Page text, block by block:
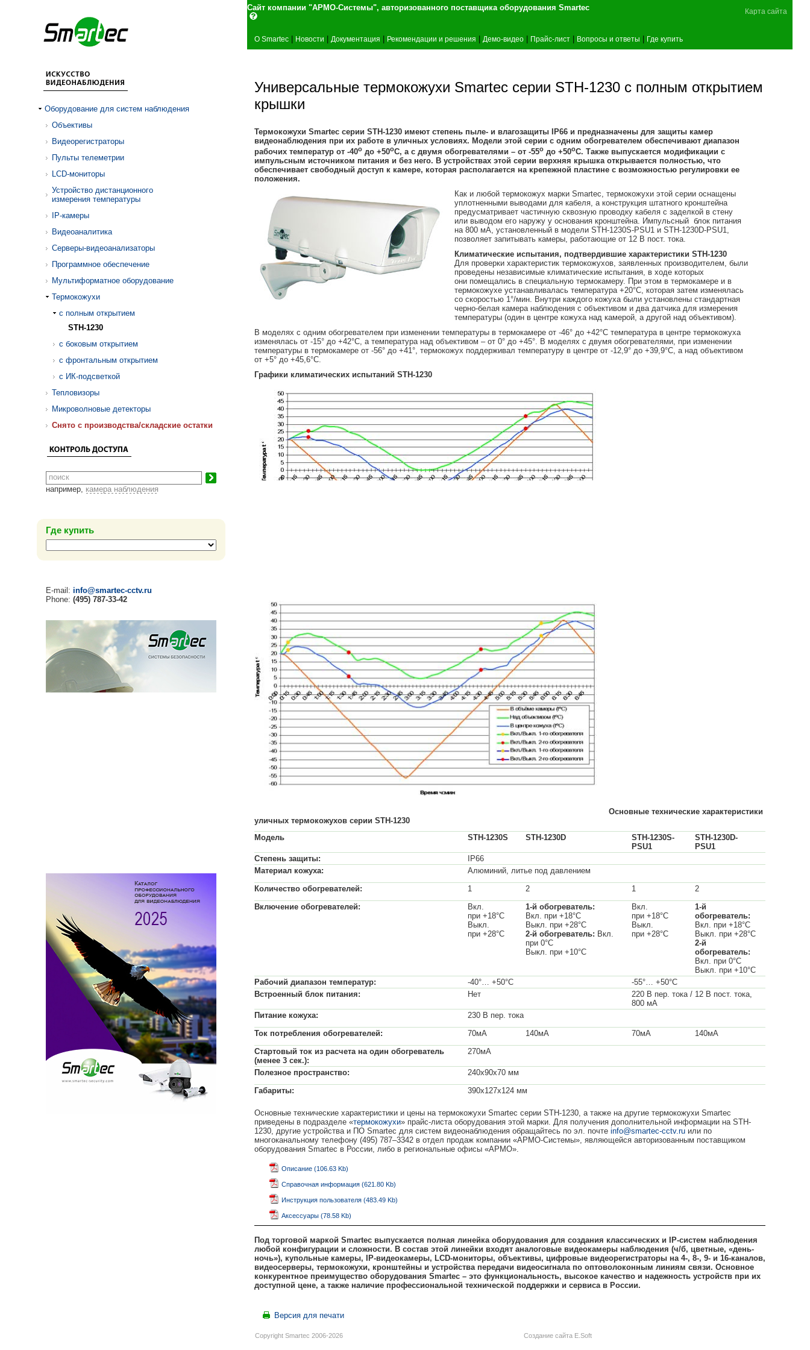
Сайт компании "АРМО-Системы", авторизованного поставщика оборудования Smartec Карта сайта
О Smartec Новости Документация Рекомендации и решения Демо-видео Прайс-лист Вопросы и ответы Где купить
Оборудование для систем наблюдения
Объективы
Видеорегистраторы
Пульты телеметрии
LCD-мониторы
Устройство дистанционного
измерения температуры
IP-камеры
Видеоаналитика
Серверы-видеоанализаторы
Программное обеспечение
Мультиформатное оборудование
Термокожухи
с полным открытием
STH-1230
с боковым открытием
с фронтальным открытием
с ИК-подсветкой
Тепловизоры
Микроволновые детекторы
Cнято с производства/складские остатки
например, камера наблюдения
Где купить
E-mail: info@smartec-cctv.ru
Phone: (495) 787-33-42
Универсальные термокожухи Smartec серии STH-1230 с полным открытием
крышки
Термокожухи Smartec серии STH-1230 имеют степень пыле- и влагозащиты IP66 и предназначены для защиты камер
видеонаблюдения при их работе в уличных условиях. Модели этой серии с одним обогревателем обеспечивают диапазон
рабочих температур от -40o до +50oС, а с двумя обогревателями – от -55o до +50oС. Также выпускается модификации с
импульсным источником питания и без него. В устройствах этой серии верхняя крышка открывается полностью, что
обеспечивает свободный доступ к камере, которая располагается на крепежной пластине с возможностью регулировки ее
положения.
Как и любой термокожух марки Smartec, термокожухи этой серии оснащены
уплотненными выводами для кабеля, а конструкция штатного кронштейна
предусматривает частичную сквозную проводку кабеля с заделкой в стену
или выводом его наружу у основания кронштейна. Импульсный блок питания
на 800 мА, установленный в модели STH-1230S-PSU1 и STH-1230D-PSU1,
позволяет запитывать камеры, работающие от 12 В пост. тока.
Климатические испытания, подтвердившие характеристики STH-1230
Для проверки характеристик термокожухов, заявленных производителем, были
проведены независимые климатические испытания, в ходе которых
они помещались в специальную термокамеру. При этом в термокамере и в
термокожухе устанавливалась температура +20°С, которая затем изменялась
со скоростью 1°/мин. Внутри каждого кожуха были установлены стандартная
черно-белая камера наблюдения с объективом и два датчика для измерения
температуры (один в центре кожуха над камерой, а другой над объективом).
В моделях с одним обогревателем при изменении температуры в термокамере от -46° до +42°С температура в центре термокожуха
изменялась от -15° до +42°С, а температура над объективом – от 0° до +45°. В моделях с двумя обогревателями, при изменении
температуры в термокамере от -56° до +41°, термокожух поддерживал температуру в центре от -12,9° до +39,9°С, а над объективом
от +5° до +45,6°С.
Графики климатических испытаний STH-1230
Основные технические характеристики
уличных термокожухов серии STH-1230
Модель
STH-1230S STH-1230D
STH-1230S-
PSU1
STH-1230D-
PSU1
Степень защиты:
IP66
Материал кожуха:
Алюминий, литье под давлением
Количество обогревателей:
1 2 1
2
Включение обогревателей:
Вкл.
при +18°С
Выкл.
при +28°С
1-й обогреватель:
Вкл. при +18°С
Выкл. при +28°С
2-й обогреватель: Вкл.
при 0°С
Выкл. при +10°С
Вкл.
при +18°С
Выкл.
при +28°С
1-й
обогреватель:
Вкл. при +18°С
Выкл. при +28°С
2-й
обогреватель:
Вкл. при 0°С
Выкл. при +10°С
Рабочий диапазон температур:
-40°… +50°С
-55°… +50°С
Встроенный блок питания:
Нет
220 В пер. тока / 12 В пост. тока,
800 мА
Питание кожуха:
230 В пер. тока
Ток потребления обогревателей:
70мА 140мА 70мА
140мА
Стартовый ток из расчета на один обогреватель
(менее 3 сек.):
270мА
Полезное пространство:
240х90х70 мм
Габариты:
390х127х124 мм
Основные технические характеристики и цены на термокожухи Smartec серии STH-1230, а также на другие термокожухи Smartec
приведены в подразделе «термокожухи» прайс-листа оборудования этой марки. Для получения дополнительной информации на STH-
1230, другие устройства и ПО Smartec для систем видеонаблюдения обращайтесь по эл. почте info@smartec-cctv.ru или по
многоканальному телефону (495) 787–3342 в отдел продаж компании «АРМО-Системы», являющейся авторизованным поставщиком
оборудования Smartec в России, либо в региональные офисы «АРМО».
Описание (106.63 Kb)
Справочная информация (621.80 Kb)
Инструкция пользователя (483.49 Kb)
Аксессуары (78.58 Kb)
Под торговой маркой Smartec выпускается полная линейка оборудования для создания классических и
IP-систем наблюдения
любой конфигурации и сложности. В состав этой линейки входят аналоговые видеокамеры наблюдения (ч/б, цветные, «день-
ночь»), купольные камеры,
IP-видеокамеры, LCD-мониторы, объективы, цифровые видеорегистраторы на 4-, 8-, 9- и 16-каналов,
видеосерверы, термокожухи, кронштейны и устройства передачи видеосигнала по оптоволоконным линиям связи. Основное
конкурентное преимущество оборудования Smartec – это функциональность, высокое качество и надежность устройств при их
доступной цене, а также наличие профессиональной технической поддержки и сервиса в России.
Версия для печати
Copyright Smartec 2006-2026 Создание сайта E.Soft